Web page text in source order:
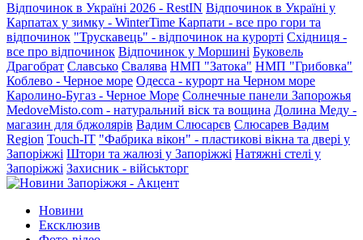
Відпочинок в Україні 2026 - RestIN Відпочинок в Україні у
Карпатах у зимку - WinterTime Карпати - все про гори та
відпочинок "Трускавець" - відпочинок на курорті Східниця -
все про відпочинок Відпочинок у Моршині Буковель
Драгобрат Славсько Свалява НМП "Затока" НМП "Грибовка"
Коблево - Черное море Одесса - курорт на Черном море
Каролино-Бугаз - Черное Море Солнечные панели Запорожья
MedoveMisto.com - натуральний віск та вощина Долина Меду -
магазин для бджолярів Вадим Слюсарєв Слюсарев Вадим
Region Touch-IT "Фабрика вікон" - пластикові вікна та двері у
Запоріжжі Штори та жалюзі у Запоріжжі Натяжні стелі у
Запоріжжі Захисник - військторг
Новини
Ексклюзив